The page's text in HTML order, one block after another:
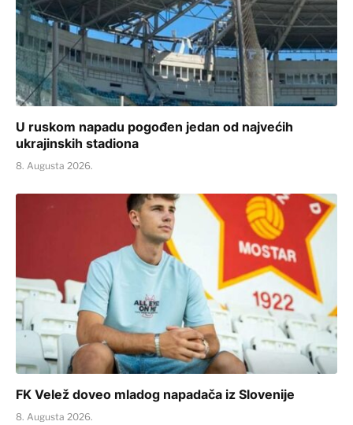
U ruskom napadu pogođen jedan od najvećih
ukrajinskih stadiona
8. Augusta 2026.
FK Velež doveo mladog napadača iz Slovenije
8. Augusta 2026.